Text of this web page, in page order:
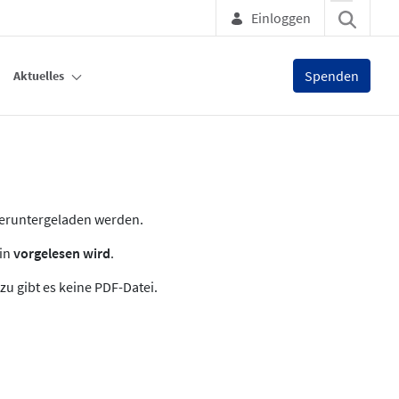
Einloggen
Aktuelles Spenden
werden.
vorgelesen wird.
gibt es keine PDF-Datei.